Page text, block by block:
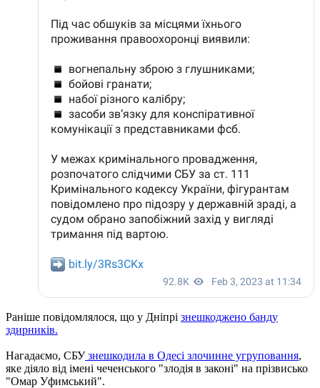
Раніше повідомлялося, що у Дніпрі знешкоджено банду
здирників.
Нагадаємо, СБУзнешкодила в Одесі злочинне угруповання,
яке діяло від імені чеченського "злодія в законі" на прізвисько
"Омар Уфимський".